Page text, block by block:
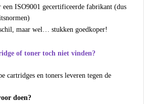
een ISO9001 gecertificeerde fabrikant (dus
maar wel… stukken goedkoper!
of toner toch niet vinden?
cartridges en toners leveren tegen de
doen?